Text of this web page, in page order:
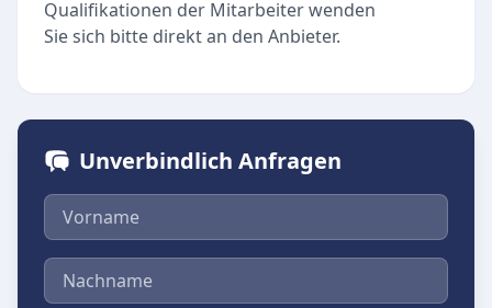
Qualifikationen der Mitarbeiter wenden
Sie sich bitte direkt an den Anbieter.
Unverbindlich Anfragen
Vorname
Nachname